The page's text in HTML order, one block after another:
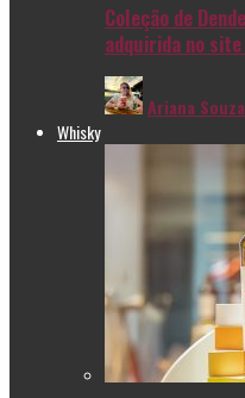
Coleção de
adquirida no
Ariana Souza
Whisky